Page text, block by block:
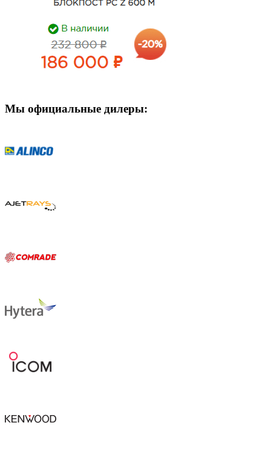
Мы официальные дилеры: